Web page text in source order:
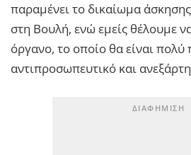
παραμένει το δικαίωμα
στη Βουλή, ενώ εμείς θέλουμε
όργανο, το οποίο θα είναι πολύ
αντιπροσωπευτικό και